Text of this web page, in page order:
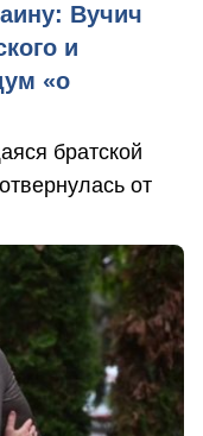
Вучич
и
«о
братской
от